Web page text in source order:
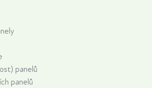
panelů
panelů